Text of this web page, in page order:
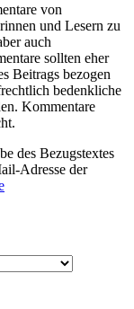
von
und Lesern zu
auch
sollten eher
Beitrags bezogen
bedenkliche
Kommentare
des Bezugstextes
Adresse der